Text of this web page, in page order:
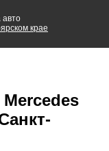
авто
крае